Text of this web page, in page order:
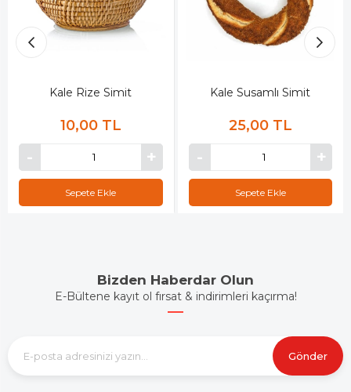
Kale Rize Simit
10,00 TL
Sepete Ekle
Kale Susamlı Simit
25,00 TL
Sepete Ekle
Bizden Haberdar Olun
E-Bültene kayıt ol fırsat & indirimleri kaçırma!
Gönder